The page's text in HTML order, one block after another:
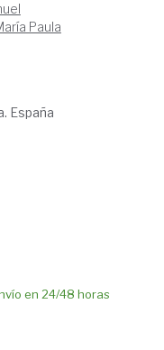
Paula
España
en 24/48 horas